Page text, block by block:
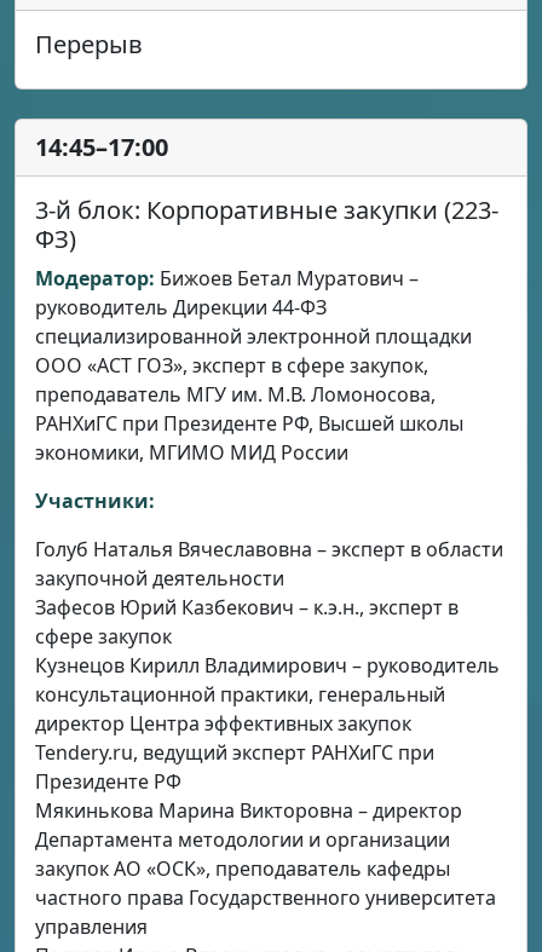
Перерыв
14:45–17:00
3-й блок: Корпоративные закупки (223-
ФЗ)
Модератор: Бижоев Бетал Муратович –
руководитель Дирекции 44-ФЗ
специализированной электронной площадки
ООО «АСТ ГОЗ», эксперт в сфере закупок,
преподаватель МГУ им. М.В. Ломоносова,
РАНХиГС при Президенте РФ, Высшей школы
экономики, МГИМО МИД России
Участники:
Голуб Наталья Вячеславовна – эксперт в области
закупочной деятельности
Зафесов Юрий Казбекович – к.э.н., эксперт в
сфере закупок
Кузнецов Кирилл Владимирович – руководитель
консультационной практики, генеральный
директор Центра эффективных закупок
Tendery.ru, ведущий эксперт РАНХиГС при
Президенте РФ
Мякинькова Марина Викторовна – директор
Департамента методологии и организации
закупок АО «ОСК», преподаватель кафедры
частного права Государственного университета
управления